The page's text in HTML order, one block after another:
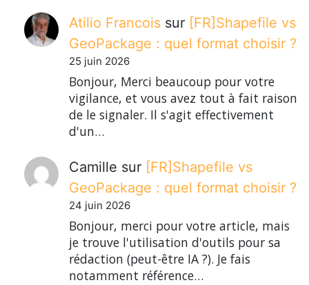
Atilio Francois sur [FR]Shapefile vs
GeoPackage : quel format choisir ?
25 juin 2026
Bonjour, Merci beaucoup pour votre
vigilance, et vous avez tout à fait raison
de le signaler. Il s'agit effectivement
d'un…
Camille sur [FR]Shapefile vs
GeoPackage : quel format choisir ?
24 juin 2026
Bonjour, merci pour votre article, mais
je trouve l'utilisation d'outils pour sa
rédaction (peut-être IA ?). Je fais
notamment référence…